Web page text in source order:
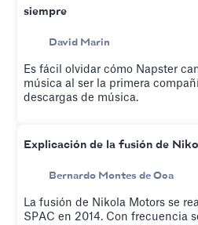
siempre
David Marin
Es fácil olvidar cómo Napster
música al ser la primera
descargas de música.
Explicación de la fusión de
Bernardo Montes de Oca
La fusión de Nikola Motors se
SPAC en 2014. Con frecuencia